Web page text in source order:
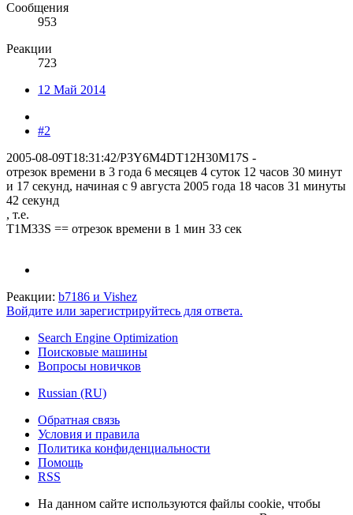
Сообщения
953
Реакции
723
12 Май 2014
#2
2005-08-09T18:31:42/P3Y6M4DT12H30M17S -
отрезок времени в 3 года 6 месяцев 4 суток 12 часов 30 минут
и 17 секунд, начиная с 9 августа 2005 года 18 часов 31 минуты
42 секунд
, т.е.
T1M33S == отрезок времени в 1 мин 33 сек
Реакции: b7186 и Vishez
Войдите или зарегистрируйтесь для ответа.
Search Engine Optimization
Поисковые машины
Вопросы новичков
Russian (RU)
Обратная связь
Условия и правила
Политика конфиденциальности
Помощь
RSS
На данном сайте используются файлы cookie, чтобы